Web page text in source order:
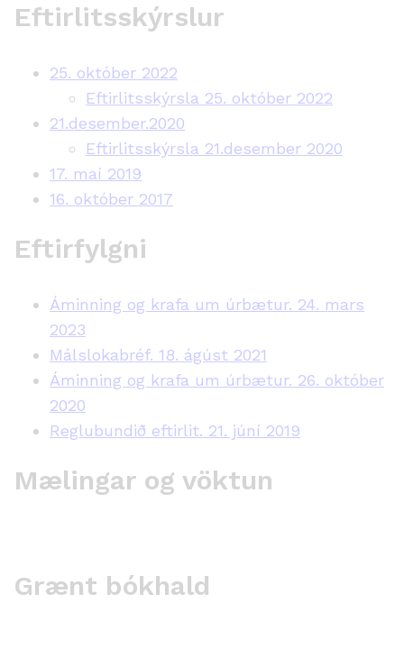
Eftirlitsskýrslur
25. október 2022
Eftirlitsskýrsla 25. október 2022
21.desember.2020
Eftirlitsskýrsla 21.desember 2020
17. maí 2019
16. október 2017
Eftirfylgni
Áminning og krafa um úrbætur. 24. mars
2023
Málslokabréf. 18. ágúst 2021
Áminning og krafa um úrbætur. 26. október
2020
Reglubundið eftirlit. 21. júní 2019
Mælingar og vöktun
Grænt bókhald